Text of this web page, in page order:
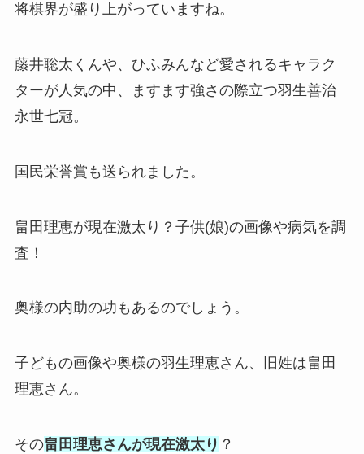
将棋界が盛り上がっていますね。
藤井聡太くんや、ひふみんなど愛されるキャラク
ターが人気の中、ますます強さの際立つ羽生善治
永世七冠。
国民栄誉賞も送られました。
畠田理恵が現在激太り？子供(娘)の画像や病気を調
査！
奥様の内助の功もあるのでしょう。
子どもの画像や奥様の羽生理恵さん、旧姓は畠田
理恵さん。
その畠田理恵さんが現在激太り ？